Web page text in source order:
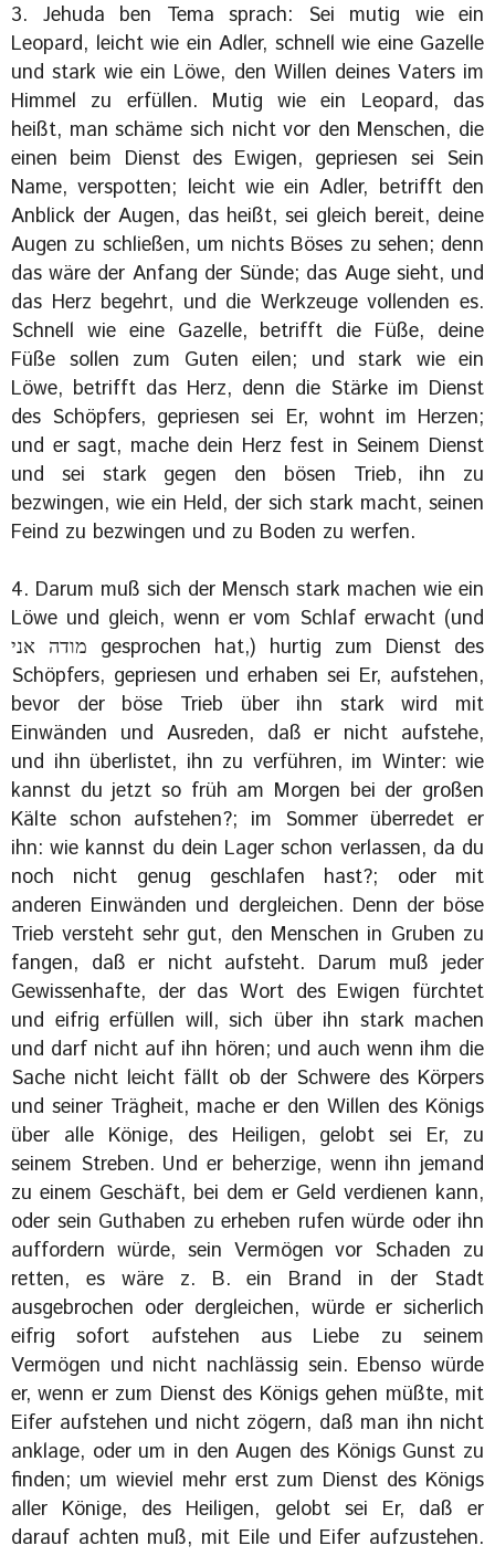
3. Jehuda ben Tema sprach: Sei mutig wie ein
Leopard, leicht wie ein Adler, schnell wie eine Gazelle
und stark wie ein Löwe, den Willen deines Vaters im
Himmel zu erfüllen. Mutig wie ein Leopard, das
heißt, man schäme sich nicht vor den Menschen, die
einen beim Dienst des Ewigen, gepriesen sei Sein
Name, verspotten; leicht wie ein Adler, betrifft den
Anblick der Augen, das heißt, sei gleich bereit, deine
Augen zu schließen, um nichts Böses zu sehen; denn
das wäre der Anfang der Sünde; das Auge sieht, und
das Herz begehrt, und die Werkzeuge vollenden es.
Schnell wie eine Gazelle, betrifft die Füße, deine
Füße sollen zum Guten eilen; und stark wie ein
Löwe, betrifft das Herz, denn die Stärke im Dienst
des Schöpfers, gepriesen sei Er, wohnt im Herzen;
und er sagt, mache dein Herz fest in Seinem Dienst
und sei stark gegen den bösen Trieb, ihn zu
bezwingen, wie ein Held, der sich stark macht, seinen
Feind zu bezwingen und zu Boden zu werfen.
4. Darum muß sich der Mensch stark machen wie ein
Löwe und gleich, wenn er vom Schlaf erwacht (und
מודה אני gesprochen hat,) hurtig zum Dienst des
Schöpfers, gepriesen und erhaben sei Er, aufstehen,
bevor der böse Trieb über ihn stark wird mit
Einwänden und Ausreden, daß er nicht aufstehe,
und ihn überlistet, ihn zu verführen, im Winter: wie
kannst du jetzt so früh am Morgen bei der großen
Kälte schon aufstehen?; im Sommer überredet er
ihn: wie kannst du dein Lager schon verlassen, da du
noch nicht genug geschlafen hast?; oder mit
anderen Einwänden und dergleichen. Denn der böse
Trieb versteht sehr gut, den Menschen in Gruben zu
fangen, daß er nicht aufsteht. Darum muß jeder
Gewissenhafte, der das Wort des Ewigen fürchtet
und eifrig erfüllen will, sich über ihn stark machen
und darf nicht auf ihn hören; und auch wenn ihm die
Sache nicht leicht fällt ob der Schwere des Körpers
und seiner Trägheit, mache er den Willen des Königs
über alle Könige, des Heiligen, gelobt sei Er, zu
seinem Streben. Und er beherzige, wenn ihn jemand
zu einem Geschäft, bei dem er Geld verdienen kann,
oder sein Guthaben zu erheben rufen würde oder ihn
auffordern würde, sein Vermögen vor Schaden zu
retten, es wäre z. B. ein Brand in der Stadt
ausgebrochen oder dergleichen, würde er sicherlich
eifrig sofort aufstehen aus Liebe zu seinem
Vermögen und nicht nachlässig sein. Ebenso würde
er, wenn er zum Dienst des Königs gehen müßte, mit
Eifer aufstehen und nicht zögern, daß man ihn nicht
anklage, oder um in den Augen des Königs Gunst zu
finden; um wieviel mehr erst zum Dienst des Königs
aller Könige, des Heiligen, gelobt sei Er, daß er
darauf achten muß, mit Eile und Eifer aufzustehen.